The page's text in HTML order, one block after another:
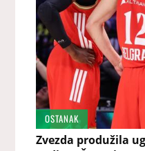
OSTANAK
Zvezda produžila